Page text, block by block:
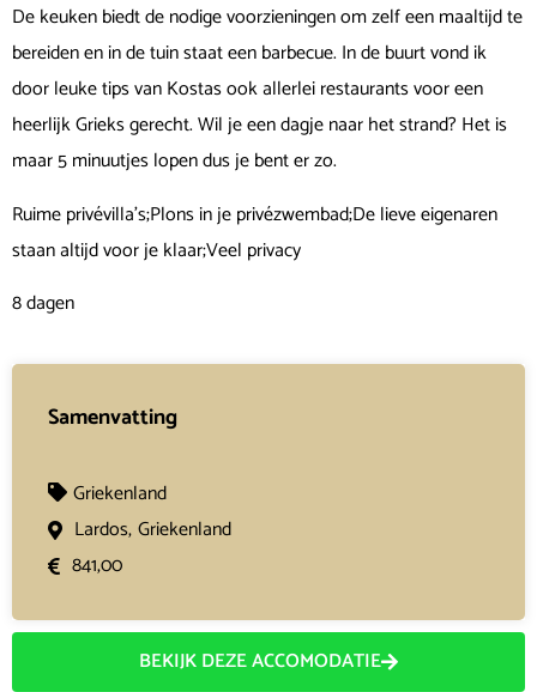
De keuken biedt de nodige voorzieningen om zelf een maaltijd te
bereiden en in de tuin staat een barbecue. In de buurt vond ik
door leuke tips van Kostas ook allerlei restaurants voor een
heerlijk Grieks gerecht. Wil je een dagje naar het strand? Het is
maar 5 minuutjes lopen dus je bent er zo.
Ruime privévilla’s;Plons in je privézwembad;De lieve eigenaren
staan altijd voor je klaar;Veel privacy
8 dagen
Samenvatting
Griekenland
Lardos,Griekenland
841,00
BEKIJK DEZE ACCOMODATIE